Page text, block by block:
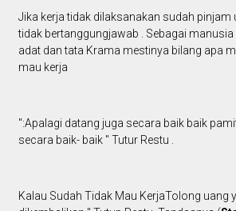
Jika kerja tidak dilaksanakan sudah pinjam
tidak bertanggungjawab . Sebagai
adat dan tata Krama mestinya bilang apa
mau kerja
":Apalagi datang juga secara baik baik
secara baik- baik " Tutur Restu .
Kalau Sudah Tidak Mau KerjaTolong uang